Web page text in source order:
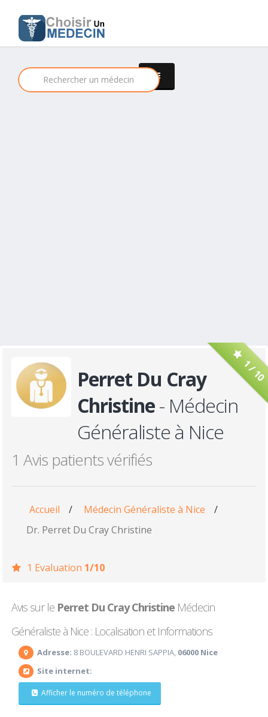
1 / 10
Perret Du Cray
Christine- Médecin
Généraliste à Nice
1 Avis patients vérifiés
Accueil / Médecin Généraliste à Nice
/
Dr. Perret Du Cray Christine
1 Evaluation 1/10
Avis sur le Perret Du Cray Christine Médecin
Généraliste à Nice : Localisation et Informations
Adresse: 8 BOULEVARD HENRI SAPPIA, 06000 Nice
Site internet:
Afficher le numéro de téléphone